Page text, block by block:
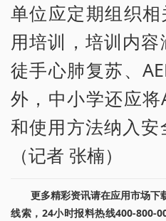
单位应定期组织
用培训，培训内容
徒手心肺复苏、
外，中小学还应
和使用方法纳入安
（记者 张楠）
更多精彩资讯请在应用市场下
线索，24小时报料热线400-800-